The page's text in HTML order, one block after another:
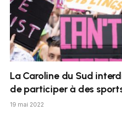
La Caroline du Sud
de participer à des
19 mai 2022